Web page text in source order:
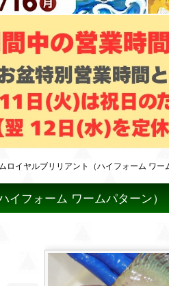
ロイヤルブリリアント（ハイフォーム
イフォーム ワームパター